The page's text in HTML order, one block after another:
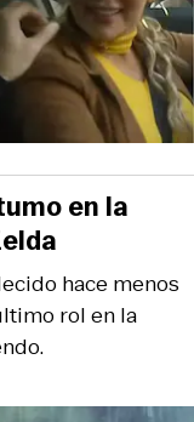
hace menos
rol en la
en la